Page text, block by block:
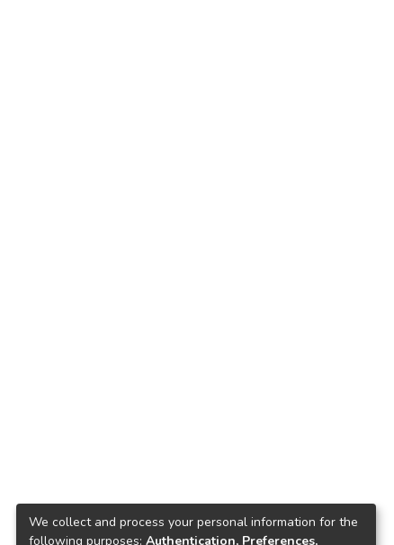
We collect and process your personal information for the
following purposes: Authentication, Preferences,